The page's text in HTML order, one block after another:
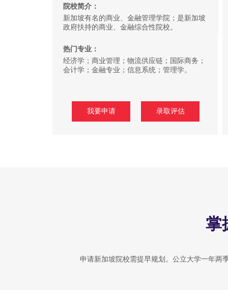
院校简介：
新加坡有名的商业、金融管理学院；是新加坡
政府扶持的商业、金融综合性院校。
热门专业：
经济学；商业管理；物流供应链；国际商务；
会计学；金融专业；信息系统；管理学。
我要申请 录取评估
掌
申请新加坡院校需提早规划。公立大学一年两